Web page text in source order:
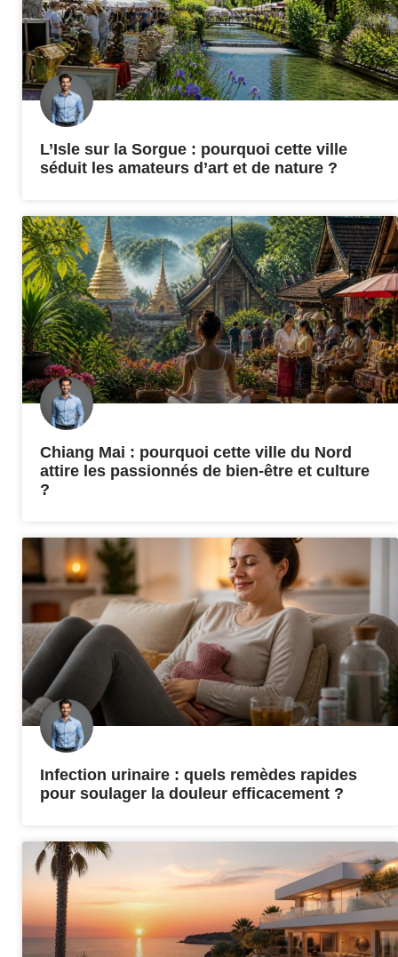
L’Isle sur la Sorgue : pourquoi cette ville
séduit les amateurs d’art et de nature ?
Chiang Mai : pourquoi cette ville du Nord
attire les passionnés de bien-être et culture
?
Infection urinaire : quels remèdes rapides
pour soulager la douleur efficacement ?